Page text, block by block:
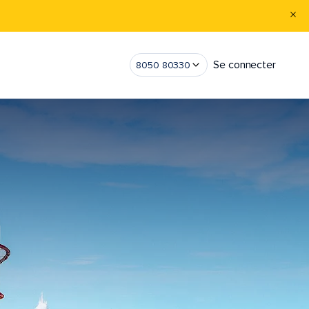
8050 80330 Se connecter